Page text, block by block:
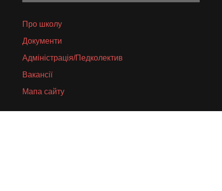
Про школу
Документи
Адміністрація/Педколектив
Вакансії
Мапа сайту